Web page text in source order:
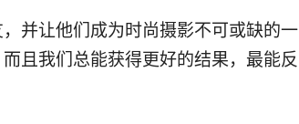
并让他们成为时尚摄影不可或缺的一
且我们总能获得更好的结果，最能反